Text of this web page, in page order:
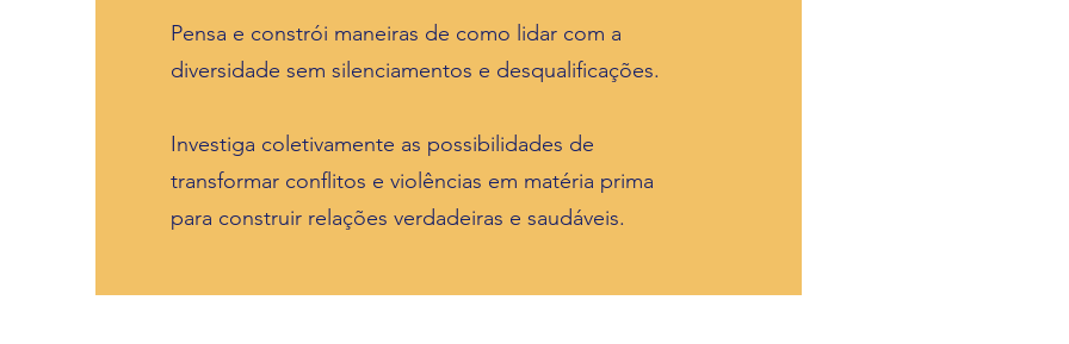
Pensa e constrói maneiras de como lidar com a
diversidade sem silenciamentos e desqualificações.
Investiga coletivamente as possibilidades de
transformar conflitos e violências em matéria prima
para construir relações verdadeiras e saudáveis.